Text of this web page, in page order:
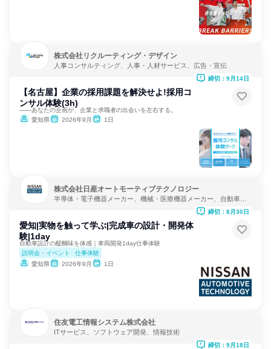
株式会社リクルーティング・デザイン
人事コンサルティング、人事・人材サービス、広告・宣伝
【名古屋】企業の採用課題を解決せよ!採用コ
ンサル体験(3h)
――あなたの企画が、企業と求職者の出会いを左右する。
愛知県
2026年9月 1日
締切：9月14日
株式会社日産オートモーティブテクノロジー
半導体・電子機器メーカー、機械・医療機器メーカー、自動車・
愛知|実物を触って学ぶ|完成車の設計・開発体
験|1day
自動車設計の醍醐味を体感｜車両開発1day仕事体験
説明会・イベント
仕事体験
愛知県
2026年9月 1日
締切：8月30日
住友電工情報システム株式会社
ITサービス、ソフトウェア開発、情報技術
締切：9月18日